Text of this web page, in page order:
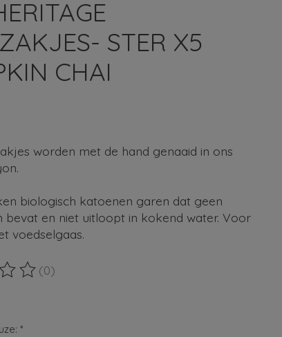
STER X5
CHAI
worden met de hand genaaid in ons
biologisch katoenen garen dat geen
bevat en niet uitloopt in kokend water. Voor
voedselgaas.
van dit product is
(0)
*